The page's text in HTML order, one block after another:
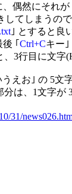
偶然にそれが
してしまうの
｣ とすると良
｢ Ctrl+C
3行目に文字
えお｣ の 5文
は、1文字が
31/